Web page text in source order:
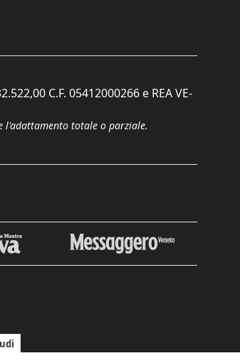
C.F. 05412000266 e REA VE-
l'adattamento totale o parziale.